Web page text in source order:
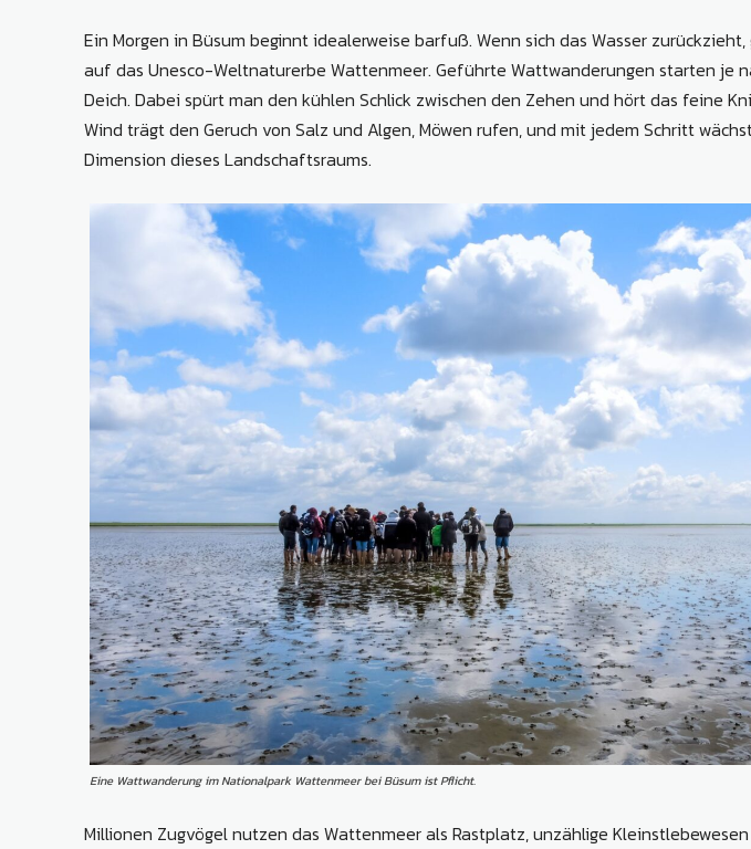
Ein Morgen in Büsum beginnt idealerweise barfuß. Wenn sich das Wasser
auf das Unesco-Weltnaturerbe Wattenmeer. Geführte Wattwanderungen starten je
Deich. Dabei spürt man den kühlen Schlick zwischen den Zehen und hört das feine
Wind trägt den Geruch von Salz und Algen, Möwen rufen, und mit jedem Schritt
Dimension dieses Landschaftsraums.
Eine Wattwanderung im Nationalpark Wattenmeer bei Büsum ist Pflicht.
Millionen Zugvögel nutzen das Wattenmeer als Rastplatz, unzählige